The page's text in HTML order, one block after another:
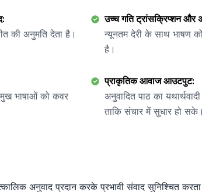
की अनुमति देता है।
उच्च गति ट्रांसक्रिप्शन और
न्यूनतम देरी के साथ भाषण
है।
भाषाओं को कवर
प्राकृतिक आवाज आउटपुट:
अनुवादित पाठ का
ताकि संचार में सुधार हो सके।
अनुवाद प्रदान करके प्रभावी संवाद सुनिश्चित